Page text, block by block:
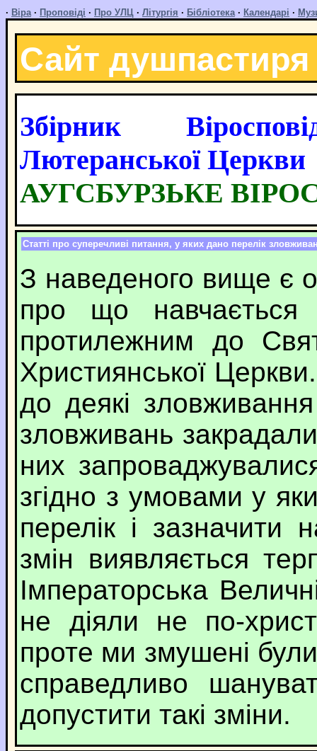
· Віра· Проповіді · Про УЛЦ · Літургія · Бібліотека· Календарі ·
Сайт
Збірник
Лютеранської Церкви
АУГСБУРЗЬКЕ
Статті про суперечливі питання, у яких дано перелік
З наведеного вище є
про що
протилежним до
Християнської
до деякі
зловживань
них
згідно з умовами у
перелік і
змін виявляється
Імператорська
не діяли не по-
проте ми змушені
справедливо
допустити такі зміни.